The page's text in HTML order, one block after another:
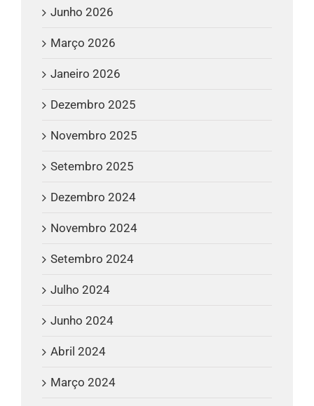
Junho 2026
Março 2026
Janeiro 2026
Dezembro 2025
Novembro 2025
Setembro 2025
Dezembro 2024
Novembro 2024
Setembro 2024
Julho 2024
Junho 2024
Abril 2024
Março 2024